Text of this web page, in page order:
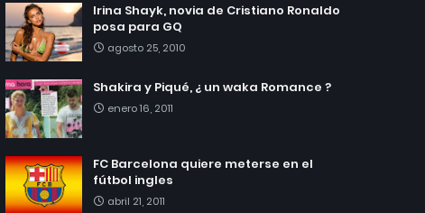
Irina Shayk, novia de Cristiano Ronaldo
posa para GQ
agosto 25, 2010
Shakira y Piqué, ¿ un waka Romance ?
enero 16, 2011
FC Barcelona quiere meterse en el
fútbol ingles
abril 21, 2011